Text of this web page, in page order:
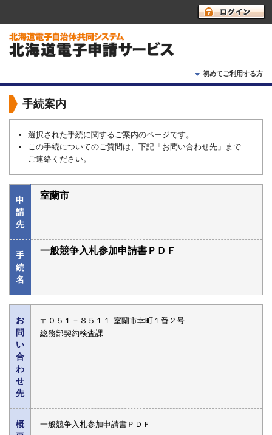
初めてご利用する方
初めて利用する方へ
利用上の注意
よくあるご質問
手続案内
選択された手続に関するご案内のページです。
この手続についてのご質問は、下記「お問い合わせ先」まで
ご連絡ください。
申
請
先
室蘭市
手
続
名
一般競争入札参加申請書ＰＤＦ
お
問
い
合
わ
せ
先
〒０５１－８５１１ 室蘭市幸町１番２号
総務部契約検査課
概
一般競争入札参加申請書ＰＤＦ